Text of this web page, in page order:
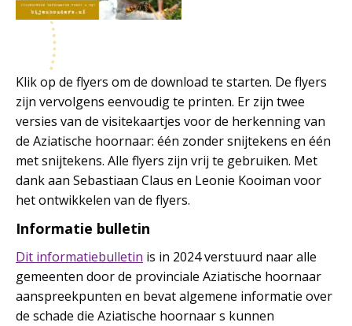
Klik op de flyers om de download te starten. De flyers
zijn vervolgens eenvoudig te printen. Er zijn twee
versies van de visitekaartjes voor de herkenning van
de Aziatische hoornaar: één zonder snijtekens en één
met snijtekens. Alle flyers zijn vrij te gebruiken. Met
dank aan Sebastiaan Claus en Leonie Kooiman voor
het ontwikkelen van de flyers.
Informatie bulletin
Dit informatiebulletin is in 2024 verstuurd naar alle
gemeenten door de provinciale Aziatische hoornaar
aanspreekpunten en bevat algemene informatie over
de schade die Aziatische hoornaar s kunnen